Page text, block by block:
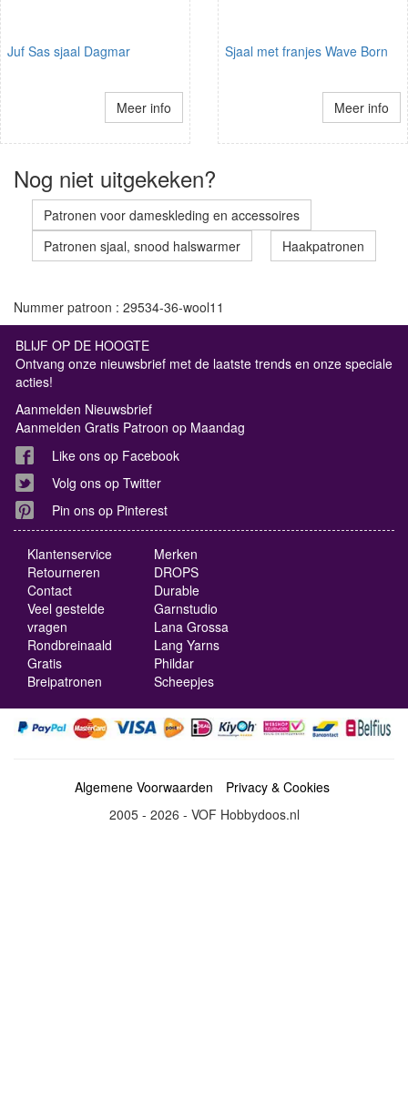
Juf Sas sjaal Dagmar
Meer info
Sjaal met franjes Wave Born
Meer info
Nog niet uitgekeken?
Patronen voor dameskleding en accessoires
Patronen sjaal, snood halswarmer
Haakpatronen
Nummer patroon : 29534-36-wool11
BLIJF OP DE HOOGTE
Ontvang onze nieuwsbrief met de laatste trends en onze speciale
acties!
Aanmelden Nieuwsbrief
Aanmelden Gratis Patroon op Maandag
Like ons op Facebook
Volg ons op Twitter
Pin ons op Pinterest
Klantenservice
Retourneren
Contact
Veel gestelde
vragen
Rondbreinaald
Gratis
Breipatronen
Merken
DROPS
Durable
Garnstudio
Lana Grossa
Lang Yarns
Phildar
Scheepjes
Algemene Voorwaarden
Privacy & Cookies
2005 - 2026 - VOF Hobbydoos.nl